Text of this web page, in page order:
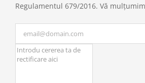
Regulamentul 679/2016. Vă